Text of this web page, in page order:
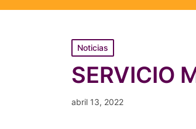
Publicado
en
Noticias
SERVICIO
abril 13, 2022